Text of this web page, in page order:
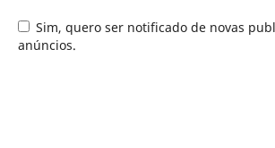
Sim, quero ser notificado de novas
anúncios.